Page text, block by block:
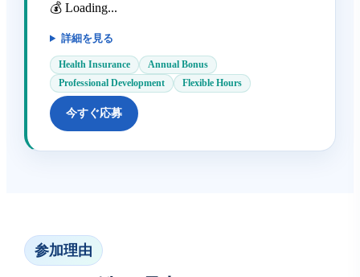
💰 Loading...
詳細を見る
Health Insurance
Annual Bonus
Professional Development
Flexible Hours
今すぐ応募
参加理由